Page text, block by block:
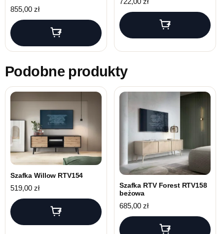
855,00 zł
Podobne produkty
Szafka Willow RTV154
519,00 zł
Szafka RTV Forest RTV158
beżowa
685,00 zł